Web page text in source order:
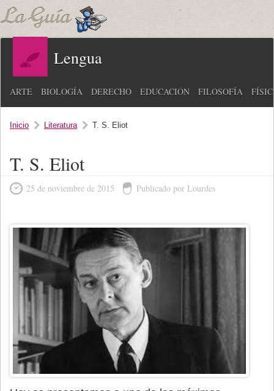
Lengua
ARTE BIOLOGÍA DERECHO EDUCACIÓN FILOSOFÍA
Inicio Literatura T. S. Eliot
T. S. Eliot
25 de noviembre de 2015 Publicado por Lourdes